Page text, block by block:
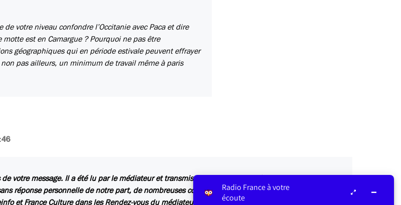
votre niveau confondre l’Occitanie avec Paca et dire
est en Camargue ? Pourquoi ne pas être
géographiques qui en période estivale peuvent effrayer
pas ailleurs, un minimum de travail même à paris
votre message. Il a été lu par le médiateur et transmis au service concerné par vos questions ou
réponse personnelle de notre part, de nombreuses contributions sont relayées sur les antennes
et France Culture dans les Rendez-vous du médiateur ou dans Les infos du médiateur, lettre
Radio France à votre
écoute